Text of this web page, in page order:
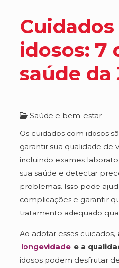
idosos: 7
saúde da
Saúde e bem-estar
Os cuidados com idosos
garantir sua qualidade de
incluindo exames
sua saúde e detectar
problemas. Isso pode
complicações e garantir
tratamento adequado
Ao adotar esses cuidados,
longevidade e a
idosos podem desfrutar